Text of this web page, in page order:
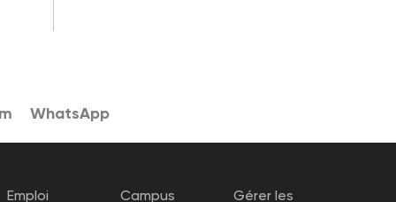
WhatsApp
Emploi Campus Gérer les